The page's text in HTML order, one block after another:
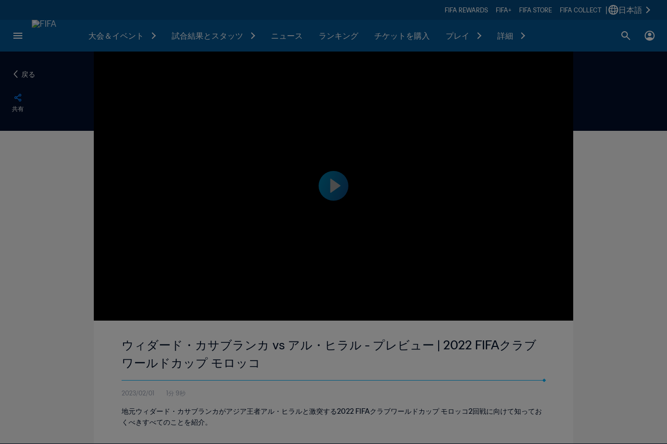
FIFA REWARDS FIFA+ FIFA STORE FIFA COLLECT 日本語
大会＆イベント 試合結果とスタッツ ニュース ランキング チケットを購入 プレイ 詳細
戻る
共有
ウィダード・カサブランカ vs アル・ヒラル - プレビュー | 2022 FIFAクラブ
ワールドカップ モロッコ
2023/02/01 1分 9秒
地元ウィダード・カサブランカがアジア王者アル・ヒラルと激突する2022 FIFAクラブワールドカップ モロッコ2回戦に向けて知ってお
くべきすべてのことを紹介。